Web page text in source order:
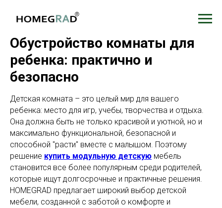
Обустройство комнаты для
ребенка: практично и
безопасно
Детская комната – это целый мир для вашего
ребенка: место для игр, учебы, творчества и отдыха.
Она должна быть не только красивой и уютной, но и
максимально функциональной, безопасной и
способной "расти" вместе с малышом. Поэтому
решение купить модульную детскую мебель
становится все более популярным среди родителей,
которые ищут долгосрочные и практичные решения.
HOMEGRAD предлагает широкий выбор детской
мебели, созданной с заботой о комфорте и